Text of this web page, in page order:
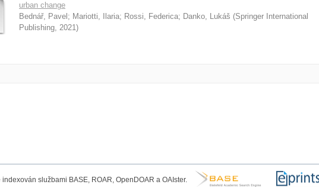
urban change
Bednář, Pavel ; Mariotti, Ilaria; Rossi, Federica; Danko, Lukáš (Springer International
Publishing, 2021)
službami BASE, ROAR, OpenDOAR a OAIster.